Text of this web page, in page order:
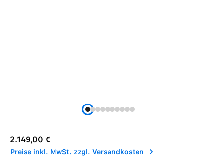
Regulärer Preis:
2.149,00 €
Preise inkl. MwSt. zzgl. Versandkosten